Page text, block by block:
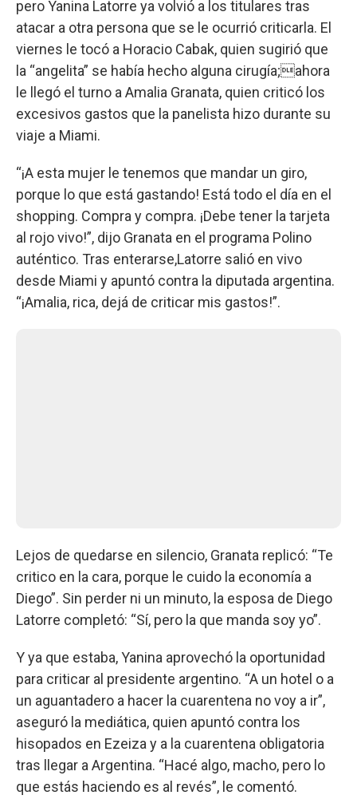
pero Yanina Latorre ya volvió a los titulares tras
atacar a otra persona que se le ocurrió criticarla. El
viernes le tocó a Horacio Cabak, quien sugirió que
la “angelita” se había hecho alguna cirugía;ahora
le llegó el turno a Amalia Granata, quien criticó los
excesivos gastos que la panelista hizo durante su
viaje a Miami.
“¡A esta mujer le tenemos que mandar un giro,
porque lo que está gastando! Está todo el día en el
shopping. Compra y compra. ¡Debe tener la tarjeta
al rojo vivo!”, dijo Granata en el programa Polino
auténtico. Tras enterarse,Latorre salió en vivo
desde Miami y apuntó contra la diputada argentina.
“¡Amalia, rica, dejá de criticar mis gastos!”.
Lejos de quedarse en silencio, Granata replicó: “Te
critico en la cara, porque le cuido la economía a
Diego”. Sin perder ni un minuto, la esposa de Diego
Latorre completó: “Sí, pero la que manda soy yo”.
Y ya que estaba, Yanina aprovechó la oportunidad
para criticar al presidente argentino. “A un hotel o a
un aguantadero a hacer la cuarentena no voy a ir”,
aseguró la mediática, quien apuntó contra los
hisopados en Ezeiza y a la cuarentena obligatoria
tras llegar a Argentina. “Hacé algo, macho, pero lo
que estás haciendo es al revés”, le comentó.